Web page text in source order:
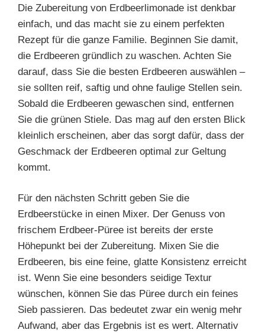
Die Zubereitung von Erdbeerlimonade ist denkbar
einfach, und das macht sie zu einem perfekten
Rezept für die ganze Familie. Beginnen Sie damit,
die Erdbeeren gründlich zu waschen. Achten Sie
darauf, dass Sie die besten Erdbeeren auswählen –
sie sollten reif, saftig und ohne faulige Stellen sein.
Sobald die Erdbeeren gewaschen sind, entfernen
Sie die grünen Stiele. Das mag auf den ersten Blick
kleinlich erscheinen, aber das sorgt dafür, dass der
Geschmack der Erdbeeren optimal zur Geltung
kommt.
Für den nächsten Schritt geben Sie die
Erdbeerstücke in einen Mixer. Der Genuss von
frischem Erdbeer-Püree ist bereits der erste
Höhepunkt bei der Zubereitung. Mixen Sie die
Erdbeeren, bis eine feine, glatte Konsistenz erreicht
ist. Wenn Sie eine besonders seidige Textur
wünschen, können Sie das Püree durch ein feines
Sieb passieren. Das bedeutet zwar ein wenig mehr
Aufwand, aber das Ergebnis ist es wert. Alternativ